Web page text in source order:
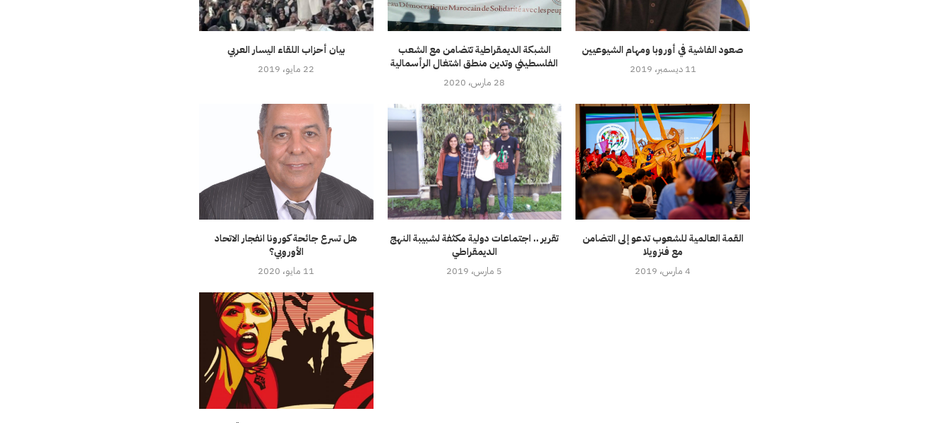
بيان أحزاب اللقاء اليسار العربي
22 مايو، 2019
الشبكة الديمقراطية تتضامن مع الشعب
الفلسطيني وتدين منطق اشتغال الرأسمالية
28 مارس، 2020
صعود الفاشية في أوروبا ومهام الشيوعيين
11 ديسمبر، 2019
هل تسرع جائحة كورونا انفجار الاتحاد
الأوروبي؟
11 مايو، 2020
تقرير .. اجتماعات دولية مكثفة لشبيبة النهج
الديمقراطي
5 مارس، 2019
القمة العالمية للشعوب تدعو إلى التضامن
مع فنزويلا
4 مارس، 2019